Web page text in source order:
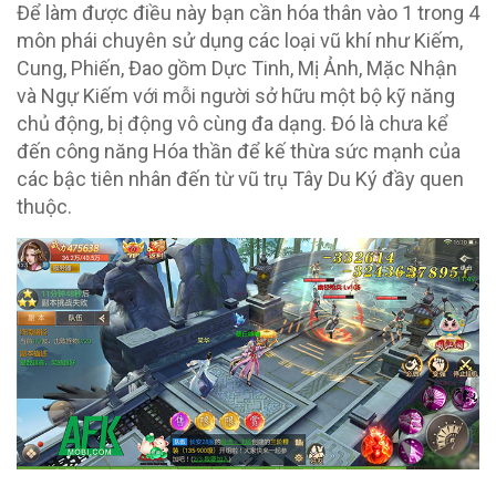
Để làm được điều này bạn cần hóa thân vào 1 trong 4
môn phái chuyên sử dụng các loại vũ khí như Kiếm,
Cung, Phiến, Đao gồm Dực Tinh, Mị Ảnh, Mặc Nhận
và Ngự Kiếm với mỗi người sở hữu một bộ kỹ năng
chủ động, bị động vô cùng đa dạng. Đó là chưa kể
đến công năng Hóa thần để kế thừa sức mạnh của
các bậc tiên nhân đến từ vũ trụ Tây Du Ký đầy quen
thuộc.